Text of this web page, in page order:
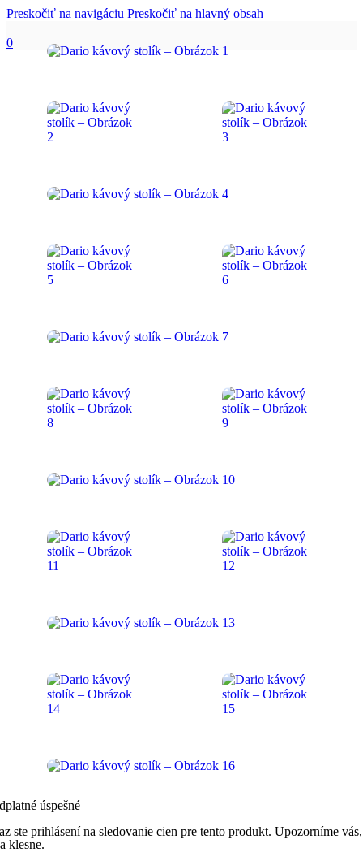
Preskočiť na navigáciu Preskočiť na hlavný obsah
0
úspešné
ste prihlásení na sledovanie cien pre tento produkt. Upozorníme
klesne.